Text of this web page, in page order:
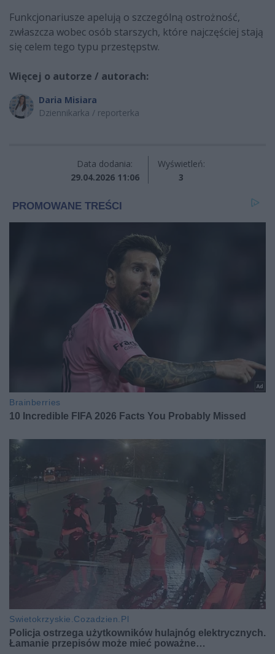
Funkcjonariusze apelują o szczególną ostrożność,
zwłaszcza wobec osób starszych, które najczęściej stają
się celem tego typu przestępstw.
Więcej o autorze / autorach:
Daria Misiara
Dziennikarka / reporterka
Data dodania:
29.04.2026 11:06
Wyświetleń:
3